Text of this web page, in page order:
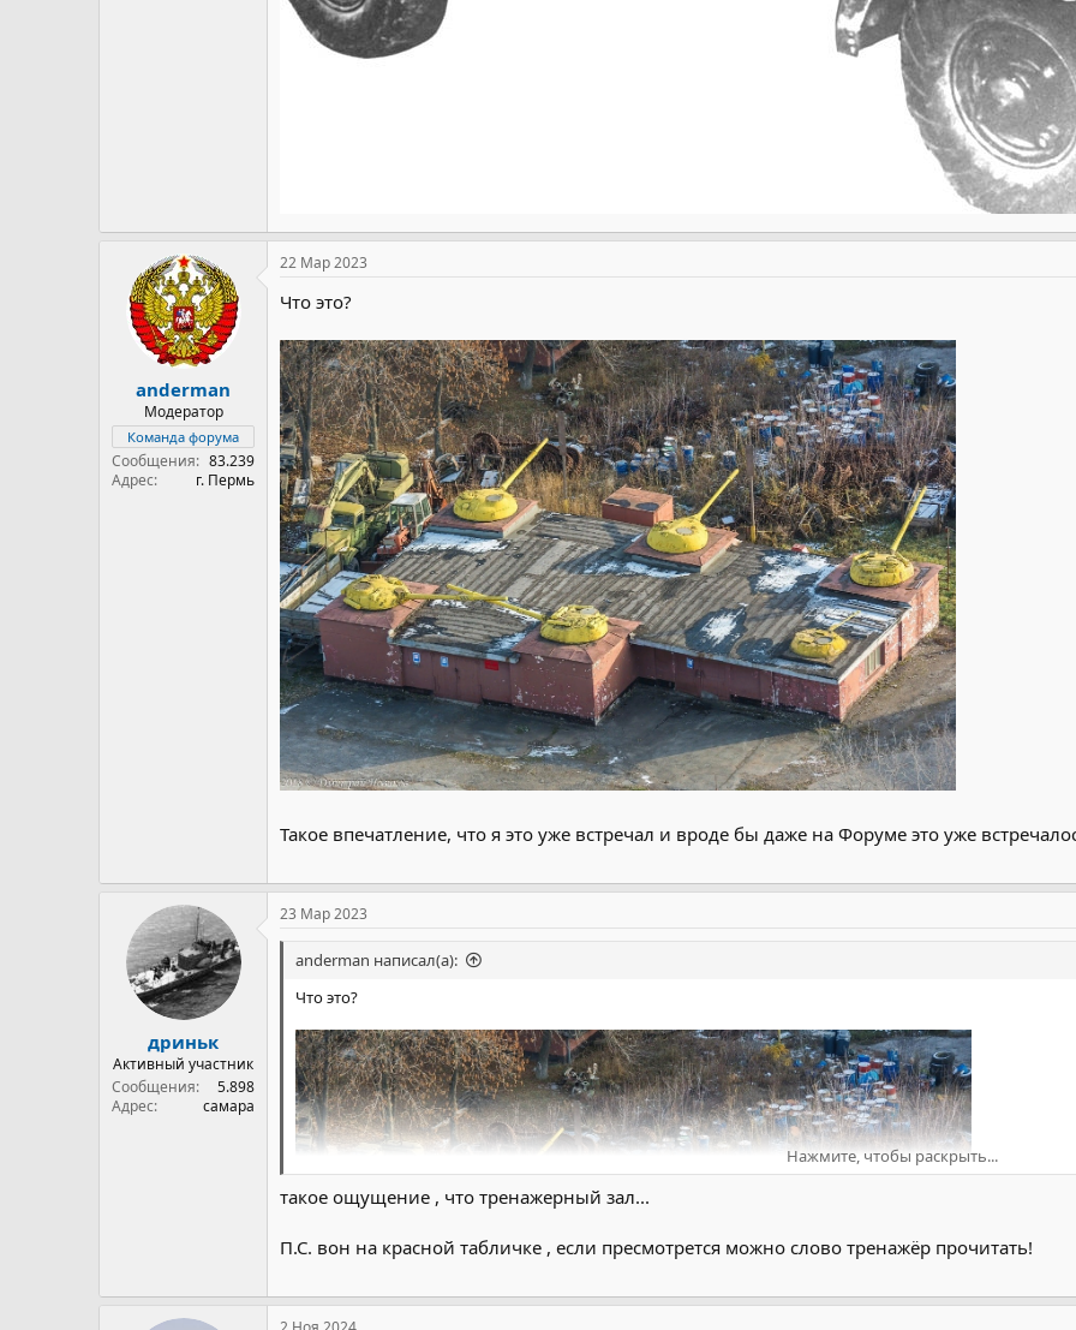
anderman
Модератор
Команда форума
Сообщения
83.239
Адрес
г. Пермь
22 Мар 2023
Что это?
Такое впечатление, что я это уже встречал и вроде бы даже на Форуме это уже
дриньк
Активный участник
Сообщения
5.898
Адрес
самара
23 Мар 2023
anderman написал(а):
Что это?
Нажмите, чтобы раскрыть...
такое ощущение , что тренажерный зал...
П.С. вон на красной табличке , если пресмотрется можно слово тренажёр прочитать!